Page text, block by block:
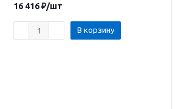
16 416₽/шт
В корзину